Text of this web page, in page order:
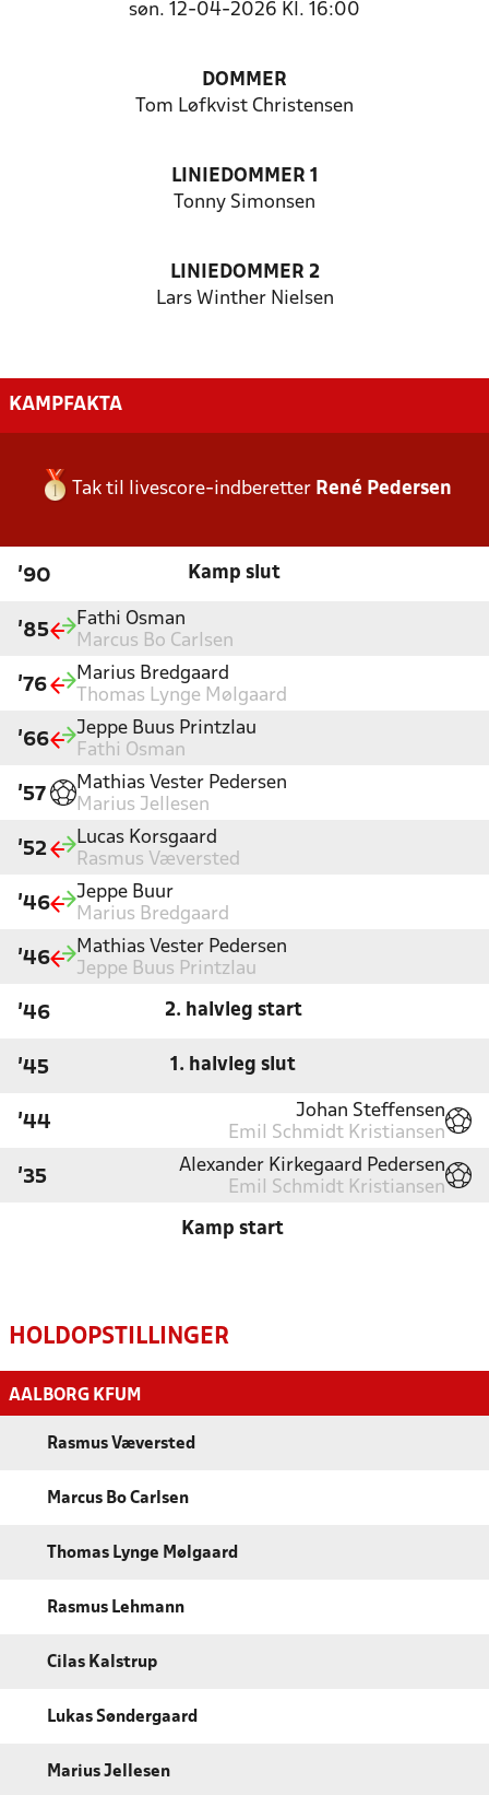
søn. 12-04-2026 Kl. 16:00
DOMMER
Tom Løfkvist Christensen
LINIEDOMMER 1
Tonny Simonsen
LINIEDOMMER 2
Lars Winther Nielsen
KAMPFAKTA
Tak til livescore-indberetter René Pedersen
'90 Kamp slut
'85
Fathi Osman
Marcus Bo Carlsen
'76
Marius Bredgaard
Thomas Lynge Mølgaard
'66
Jeppe Buus Printzlau
Fathi Osman
'57
Mathias Vester Pedersen
Marius Jellesen
'52
Lucas Korsgaard
Rasmus Væversted
'46
Jeppe Buur
Marius Bredgaard
'46
Mathias Vester Pedersen
Jeppe Buus Printzlau
'46 2. halvleg start
'45 1. halvleg slut
'44
Johan Steffensen
Emil Schmidt Kristiansen
'35
Alexander Kirkegaard Pedersen
Emil Schmidt Kristiansen
Kamp start
HOLDOPSTILLINGER
AALBORG KFUM
Rasmus Væversted
Marcus Bo Carlsen
Thomas Lynge Mølgaard
Rasmus Lehmann
Cilas Kalstrup
Lukas Søndergaard
Marius Jellesen